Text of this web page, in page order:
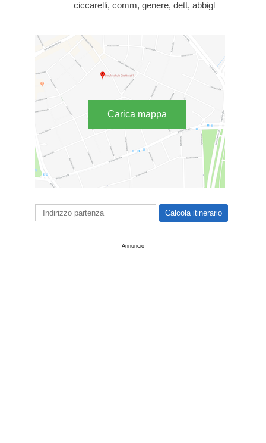
ciccarelli, comm, genere, dett, abbigl
Carica mappa
Annuncio